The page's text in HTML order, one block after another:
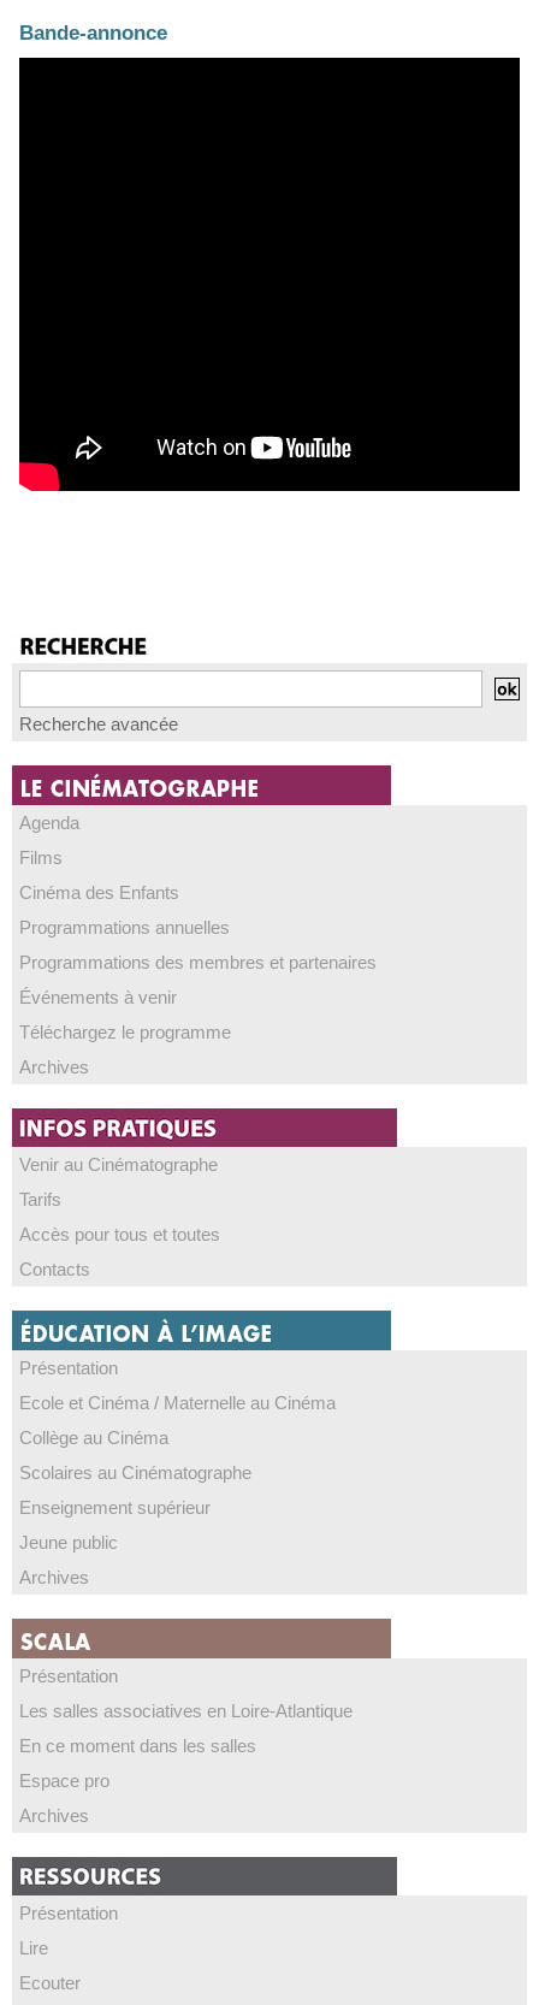
Bande-annonce
Recherche avancée
Agenda
Films
Cinéma des Enfants
Programmations annuelles
Programmations des membres et partenaires
Événements à venir
Téléchargez le programme
Archives
Venir au Cinématographe
Tarifs
Accès pour tous et toutes
Contacts
Présentation
Ecole et Cinéma / Maternelle au Cinéma
Collège au Cinéma
Scolaires au Cinématographe
Enseignement supérieur
Jeune public
Archives
Présentation
Les salles associatives en Loire-Atlantique
En ce moment dans les salles
Espace pro
Archives
Présentation
Lire
Ecouter